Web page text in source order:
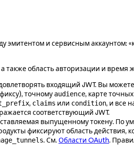
эмитентом и сервисным аккаунтом:
а также область авторизации и
входящий JWT. Вы
точному audience, карте
, claims или condition, и все
соответствующий JWT.
выпущенному токену. По
фиксируют область
. См. Области OAuth.